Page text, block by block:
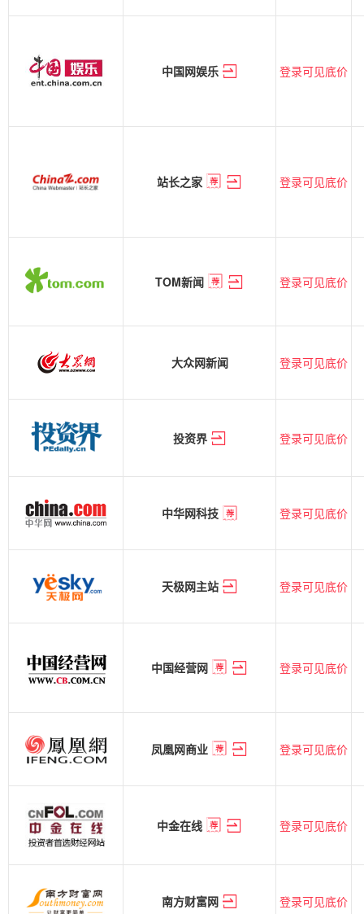
中国网娱乐 登录可见底价
站长之家 登录可见底价
TOM新闻 登录可见底价
大众网新闻 登录可见底价
投资界 登录可见底价
中华网科技 登录可见底价
天极网主站 登录可见底价
中国经营网 登录可见底价
凤凰网商业 登录可见底价
中金在线 登录可见底价
南方财富网 登录可见底价